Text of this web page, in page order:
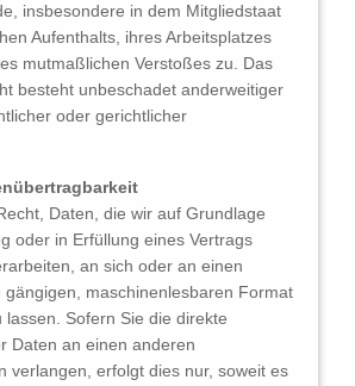
insbesondere in dem Mitgliedstaat
Aufenthalts, ihres Arbeitsplatzes
mutmaßlichen Verstoßes zu. Das
besteht unbeschadet anderweitiger
oder gerichtlicher
Daten, die wir auf Grundlage
oder in Erfüllung eines Vertrags
an sich oder an einen
gängigen, maschinenlesbaren Format
lassen. Sofern Sie die direkte
Daten an einen anderen
verlangen, erfolgt dies nur, soweit es